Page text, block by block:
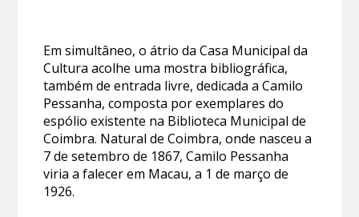
Em simultâneo, o átrio da Casa Municipal da
Cultura acolhe uma mostra bibliográfica,
também de entrada livre, dedicada a Camilo
Pessanha, composta por exemplares do
espólio existente na Biblioteca Municipal de
Coimbra. Natural de Coimbra, onde nasceu a
7 de setembro de 1867, Camilo Pessanha
viria a falecer em Macau, a 1 de março de
1926.